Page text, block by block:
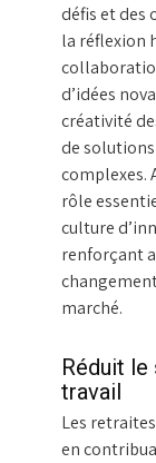
défis et des
la réflexion
d’idées
créativité
de
complexes.
rôle
culture
renforçant
marché.
Réduit
travail
Les
en